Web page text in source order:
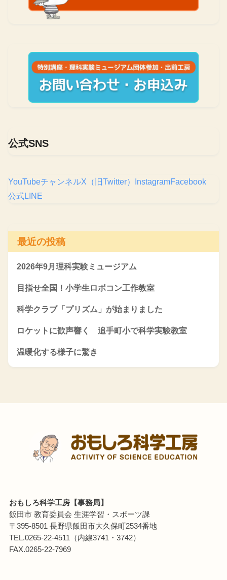
公式SNS
YouTubeチャンネルX（旧Twitter） InstagramFacebook
公式LINE
最近の投稿
2026年9月理科実験ミュージアム
目指せ全国！小学生ロボコン工作教室
科学クラブ「プリズム」が始まりました
ロケットに歓声響く 追手町小で科学実験教室
温暖化する様子に驚き
おもしろ科学工房【事務局】
飯田市 教育委員会 生涯学習・スポーツ課
〒395-8501 長野県飯田市大久保町2534番地
TEL.0265-22-4511（内線3741・3742）
FAX.0265-22-7969